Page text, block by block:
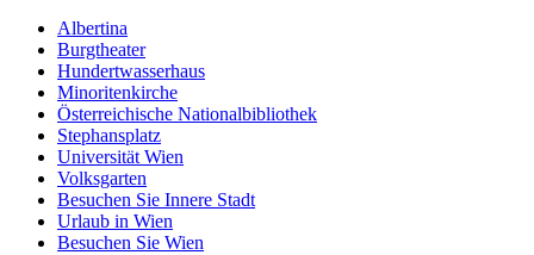
Albertina
Burgtheater
Hundertwasserhaus
Minoritenkirche
Österreichische Nationalbibliothek
Stephansplatz
Universität Wien
Volksgarten
Besuchen Sie Innere Stadt
Urlaub in Wien
Besuchen Sie Wien